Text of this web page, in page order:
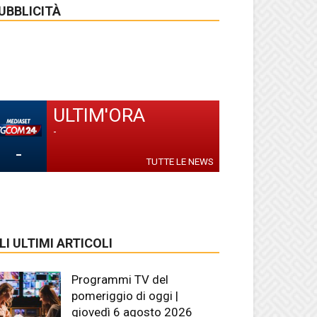
-
ULTIM'ORA
-
TUTTE LE NEWS
ULTIMI ARTICOLI
Programmi TV del
pomeriggio di oggi |
giovedì 6 agosto 2026